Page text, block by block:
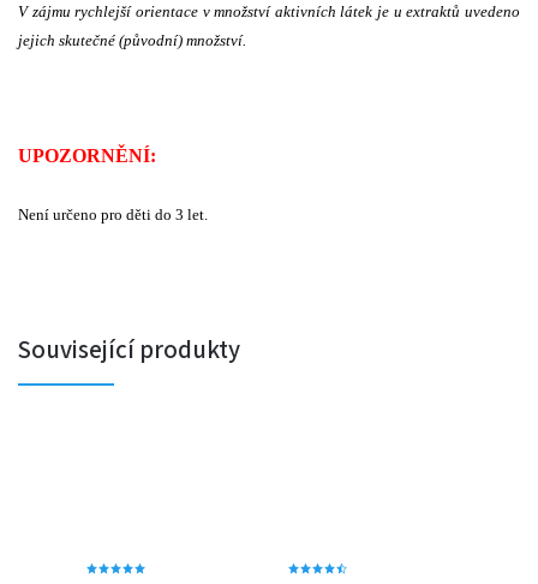
V zájmu rychlejší orientace v množství aktivních látek je u extraktů uvedeno
jejich skutečné (původní) množství.
UPOZORNĚNÍ:
Není určeno pro děti do 3 let.
Související produkty